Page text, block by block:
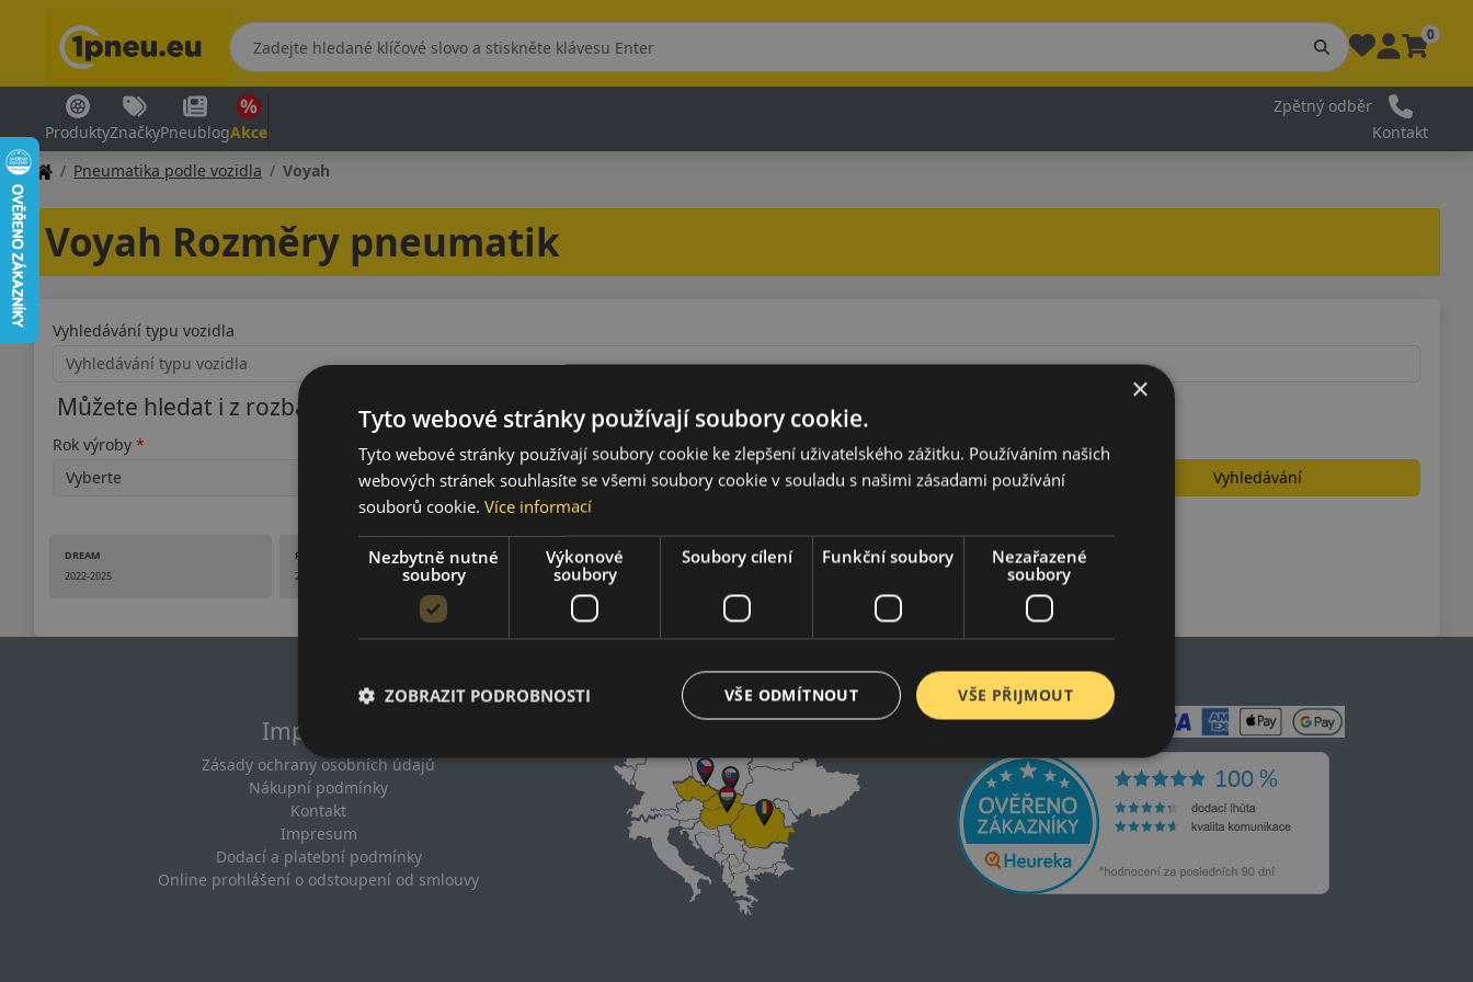
0
ProduktyZnačkyPneublogAkce
Zpětný odběr
Kontakt
Pneumatika podle vozidla
Voyah
Voyah Rozměry pneumatik
Vyhledávání typu vozidla
Můžete hledat i z rozbalovací nabídky
Rok výroby Typ
Model
Vyhledávání
DREAM
2022-2025
PASSION
2023-2025
FREE
2021-2024
Impresum
Zásady ochrany osobních údajů
Nákupní podmínky
Kontakt
Impresum
Dodací a platební podmínky
Online prohlášení o odstoupení od smlouvy
×
Tyto webové stránky používají soubory cookie.
Tyto webové stránky používají soubory cookie ke zlepšení uživatelského zážitku. Používáním našich
webových stránek souhlasíte se všemi soubory cookie v souladu s našimi zásadami používání
souborů cookie. Více informací
Nezbytně nutné
soubory
Výkonové
soubory
Soubory cílení Funkční soubory
Nezařazené
soubory
VŠE PŘIJMOUT
VŠE ODMÍTNOUT
ZOBRAZIT PODROBNOSTI